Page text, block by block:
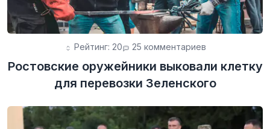
Рейтинг: 20 25 комментариев
Ростовские оружейники выковали клетку
для перевозки Зеленского